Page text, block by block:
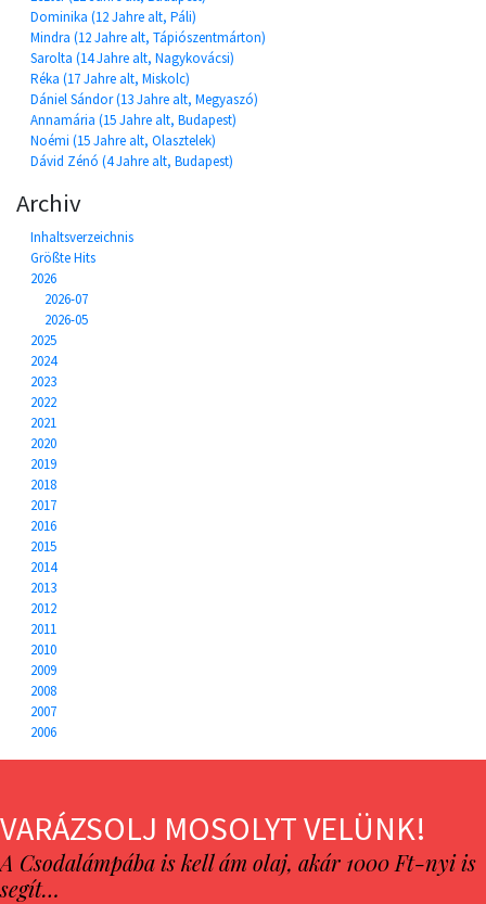
Dominika (12 Jahre alt, Páli)
Mindra (12 Jahre alt, Tápiószentmárton)
Sarolta (14 Jahre alt, Nagykovácsi)
Réka (17 Jahre alt, Miskolc)
Dániel Sándor (13 Jahre alt, Megyaszó)
Annamária (15 Jahre alt, Budapest)
Noémi (15 Jahre alt, Olasztelek)
Dávid Zénó (4 Jahre alt, Budapest)
Archiv
Inhaltsverzeichnis
Größte Hits
2026
2026-07
2026-05
2025
2024
2023
2022
2021
2020
2019
2018
2017
2016
2015
2014
2013
2012
2011
2010
2009
2008
2007
2006
VARÁZSOLJ MOSOLYT VELÜNK!
A Csodalámpába is kell ám olaj, akár 1000 Ft-nyi is
segít…